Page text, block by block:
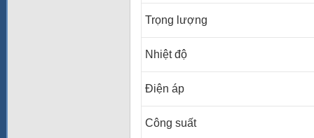
Trọng lượng
Nhiệt độ
Điện áp
Công suất